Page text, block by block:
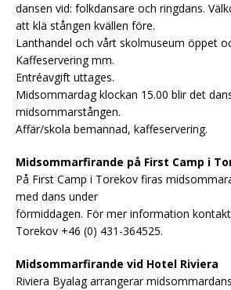
dansen vid: folkdansare och ringdans.
att klä stången kvällen före.
Lanthandel och vårt skolmuseum öppet
Kaffeservering mm.
Entréavgift uttages.
Midsommardag klockan 15.00 blir det
midsommarstången.
Affär/skola bemannad, kaffeservering.
Midsommarfirande på First Camp i
På First Camp i Torekov firas
med dans under
förmiddagen. För mer information
Torekov +46 (0) 431-364525.
Midsommarfirande vid Hotel Riviera
Riviera Byalag arrangerar